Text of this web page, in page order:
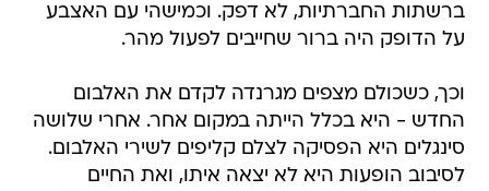
ברשתות החברתיות, לא דפק. וכמישהי עם האצבע
על הדופק היה ברור שחייבים לפעול מהר.
וכך, כשכולם מצפים מגרנדה לקדם את האלבום
החדש - היא בכלל הייתה במקום אחר. אחרי שלושה
סינגלים היא הפסיקה לצלם קליפים לשירי האלבום.
לסיבוב הופעות היא לא יצאה איתו, ואת החיים